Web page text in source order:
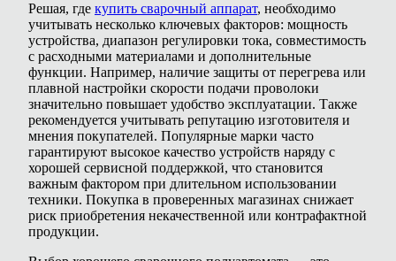
Решая, где купить сварочный аппарат, необходимо
учитывать несколько ключевых факторов: мощность
устройства, диапазон регулировки тока, совместимость
с расходными материалами и дополнительные
функции. Например, наличие защиты от перегрева или
плавной настройки скорости подачи проволоки
значительно повышает удобство эксплуатации. Также
рекомендуется учитывать репутацию изготовителя и
мнения покупателей. Популярные марки часто
гарантируют высокое качество устройств наряду с
хорошей сервисной поддержкой, что становится
важным фактором при длительном использовании
техники. Покупка в проверенных магазинах снижает
риск приобретения некачественной или контрафактной
продукции.